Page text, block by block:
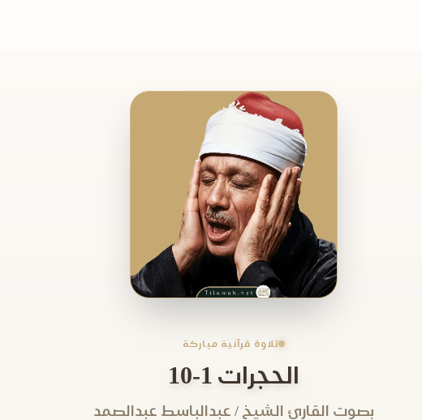
تلاوة قرآنية مباركة
الحجرات 1-10
بصوت القارئ الشيخ / عبدالباسط عبدالصمد